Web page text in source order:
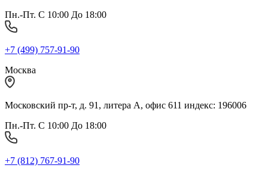
Пн.-Пт. С 10:00 До 18:00
+7 (499) 757-91-90
Москва
Московский пр-т, д. 91, литера А, офис 611 индекс: 196006
Пн.-Пт. С 10:00 До 18:00
+7 (812) 767-91-90